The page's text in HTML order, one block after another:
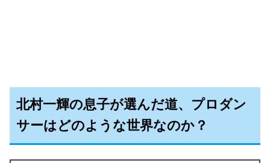
北村一輝の息子が選んだ道、プロダン
サーはどのような世界なのか？